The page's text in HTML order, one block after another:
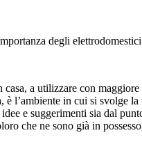
degli
a utilizzare con
l’ambiente in cui si
e suggerimenti sia dal
che ne sono già in